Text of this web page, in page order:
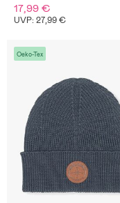
17,99 €
UVP: 27,99 €
Oeko-Tex